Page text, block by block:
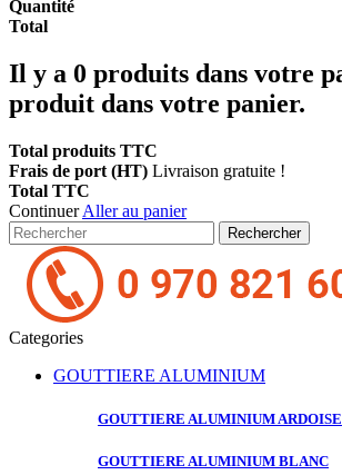
Quantité
Total
Il y a 0 produits dans votre
produit dans votre panier.
Total produits TTC
Frais de port (HT) Livraison gratuite !
Total TTC
ContinuerAller au panier
Rechercher
Categories
GOUTTIERE ALUMINIUM
GOUTTIERE ALUMINIUM ARDOISE
GOUTTIERE ALUMINIUM BLANC